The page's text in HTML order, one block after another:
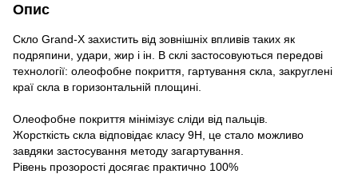
Опис
Скло Grand-X захистить від зовнішніх впливів таких як
подряпини, удари, жир і ін. В склі застосовуються передові
технології: олеофобне покриття, гартування скла, закруглені
краї скла в горизонтальній площині.
Олеофобне покриття мінімізує сліди від пальців.
Жорсткість скла відповідає класу 9H, це стало можливо
завдяки застосування методу загартування.
Рівень прозорості досягає практично 100%